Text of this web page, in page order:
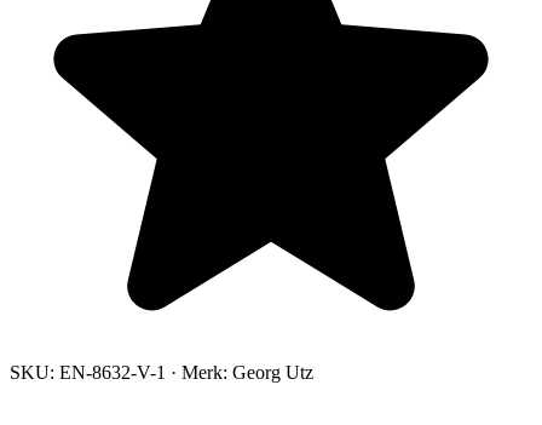
SKU: EN-8632-V-1 · Merk: Georg Utz